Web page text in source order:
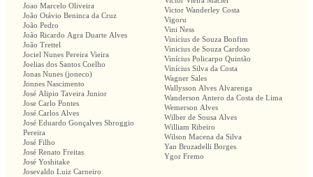
Joao Marcelo Oliveira
João Otávio Beninca da Cruz
João Pedro
João Ricardo Agra Duarte Alves
João Trettel
Jociel Nunes Pereira Vieira
Joelias dos Santos Coelho
Jonas Nunes (joneco)
Jonnes Nascimento
José Alipio Taveira Junior
Jose Carlo Pontes
José Carlos Alves
José Eduardo Gonçalves Sbroggio
Pereira
José Filho
José Renato Freitas
José Yoshitake
Josevaldo Luiz Carneiro
Victor Wanderley Costa
Vigoru
Vini Ness
Vinícius de Souza Bonfim
Vinicius de Souza Cardoso
Vinícius Policarpo Quintão
Vinícius Silva da Costa
Wagner Sales
Wallysson Alves Alvarenga
Wanderson Antero da Costa de Lima
Wemerson Alves
Wilber de Sousa Alves
William Ribeiro
Wilson Macena da Silva
Yan Bruzadelli Borges
Ygor Fremo